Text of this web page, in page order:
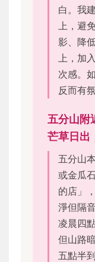
白。我
上，避
影、降
上，加
次感。
反而有氛
五分山附
芒草日出
五分山
或金瓜
的店」
淨但隔
凌晨四
但山路
五點半